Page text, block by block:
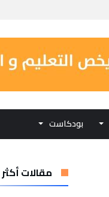
بودكاست
مقالات